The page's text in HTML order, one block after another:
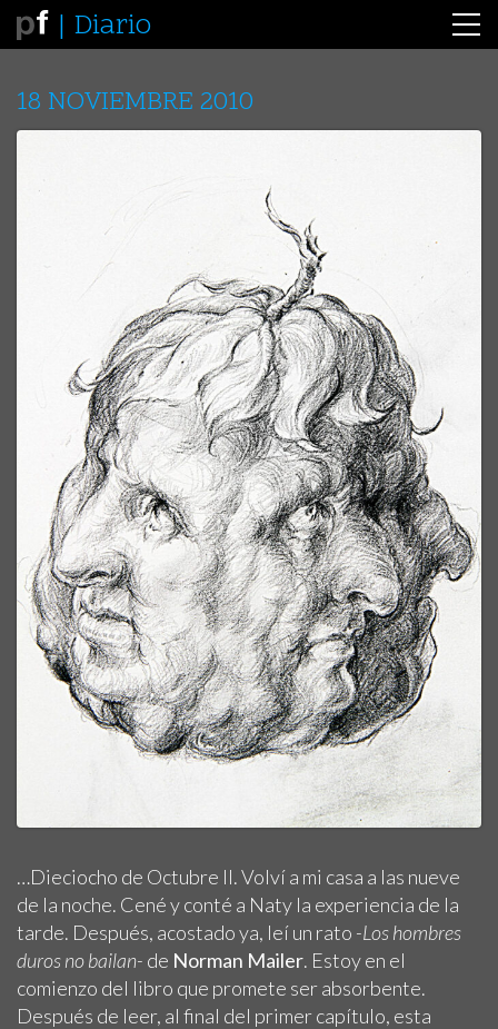
Diario
18 NOVIEMBRE 2010
…Dieciocho de Octubre II. Volví a mi casa a las nueve
de la noche. Cené y conté a Naty la experiencia de la
tarde. Después, acostado ya, leí un rato -Los hombres
duros no bailan- de Norman Mailer. Estoy en el
comienzo del libro que promete ser absorbente.
Después de leer, al final del primer capítulo, esta